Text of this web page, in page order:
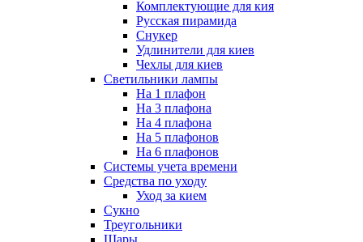
Комплектующие для кия
Русская пирамида
Снукер
Удлинители для киев
Чехлы для киев
Светильники лампы
На 1 плафон
На 3 плафона
На 4 плафона
На 5 плафонов
На 6 плафонов
Системы учета времени
Средства по уходу
Уход за кием
Сукно
Треугольники
Шары